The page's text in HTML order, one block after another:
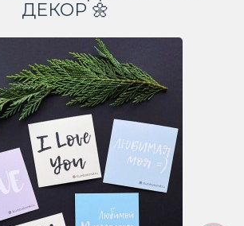
ДЕКОР 🌼